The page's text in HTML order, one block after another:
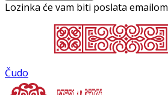
Lozinka će vam biti poslata emailom
Čudo